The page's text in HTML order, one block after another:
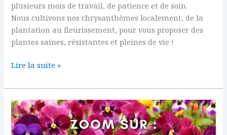
plusieurs mois de travail, de patience et de soin.
Nous cultivons nos chrysanthèmes localement, de la
plantation au fleurissement, pour vous proposer des
plantes saines, résistantes et pleines de vie !
Lire la suite »
ZOOM
SUR
: